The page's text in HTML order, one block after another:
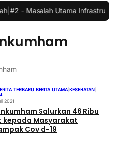
-Masalah Utama Infrastruktur
TERBARU BERITA UTAMA KESEHATAN
2021
Salurkan 46 Ribu
kepada Masyarakat
Covid-19